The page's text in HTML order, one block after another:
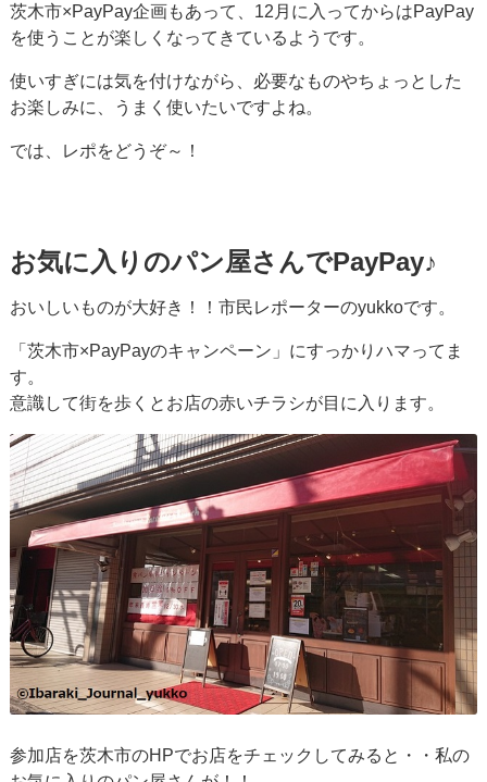
茨木市×PayPay企画もあって、12月に入ってからはPayPay
を使うことが楽しくなってきているようです。
使いすぎには気を付けながら、必要なものやちょっとした
お楽しみに、うまく使いたいですよね。
では、レポをどうぞ～！
お気に入りのパン屋さんでPayPay♪
おいしいものが大好き！！市民レポーターのyukkoです。
「茨木市×PayPayのキャンペーン」にすっかりハマってま
す。
意識して街を歩くとお店の赤いチラシが目に入ります。
参加店を茨木市のHPでお店をチェックしてみると・・私の